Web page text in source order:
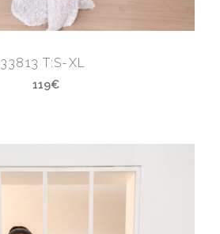
33813 T:S-XL
119€